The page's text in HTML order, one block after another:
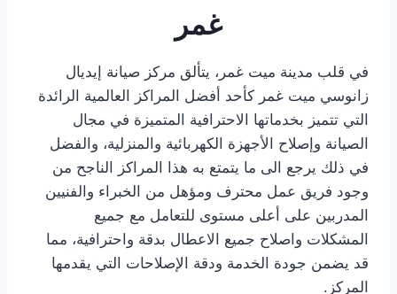
غمر
في قلب مدينة ميت غمر، يتألق مركز صيانة إيديال
زانوسي ميت غمر كأحد أفضل المراكز العالمية الرائدة
التي تتميز بخدماتها الاحترافية المتميزة في مجال
الصيانة وإصلاح الأجهزة الكهربائية والمنزلية، والفضل
في ذلك يرجع الى ما يتمتع به هذا المراكز الناجح من
وجود فريق عمل محترف ومؤهل من الخبراء والفنيين
المدربين على أعلى مستوى للتعامل مع جميع
المشكلات واصلاح جميع الاعطال بدقة واحترافية، مما
قد يضمن جودة الخدمة ودقة الإصلاحات التي يقدمها
المركز.